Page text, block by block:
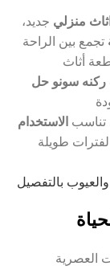
اثاث منزلي جديد،
تجمع بين الراحة
أثاث
ركنه سونو حل
الاستخدام
طويلة
بالتفصيل
العصرية